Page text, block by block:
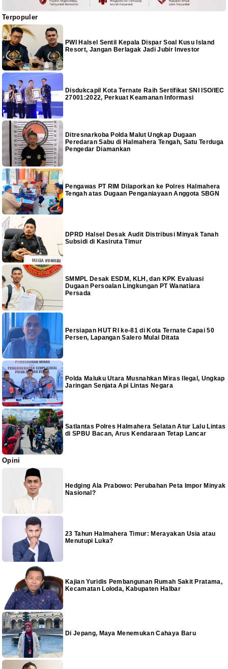
Terpopuler
PWI Halsel Sentil Kepala Dispar Soal Kusu Island
Resort, Jangan Berlagak Jadi Jubir Investor
Disdukcapil Kota Ternate Raih Sertifikat SNI ISO/IEC
27001:2022, Perkuat Keamanan Informasi
Ditresnarkoba Polda Malut Ungkap Dugaan
Peredaran Sabu di Halmahera Tengah, Satu Terduga
Pengedar Diamankan
Pengawas PT RIM Dilaporkan ke Polres Halmahera
Tengah atas Dugaan Penganiayaan Anggota SBGN
DPRD Halsel Desak Audit Distribusi Minyak Tanah
Subsidi di Kasiruta Timur
SMMPL Desak ESDM, KLH, dan KPK Evaluasi
Dugaan Persoalan Lingkungan PT Wanatiara
Persada
Persiapan HUT RI ke-81 di Kota Ternate Capai 50
Persen, Lapangan Salero Mulai Ditata
Polda Maluku Utara Musnahkan Miras Ilegal, Ungkap
Jaringan Senjata Api Lintas Negara
Satlantas Polres Halmahera Selatan Atur Lalu Lintas
di SPBU Bacan, Arus Kendaraan Tetap Lancar
Opini
Hedging Ala Prabowo: Perubahan Peta Impor Minyak
Nasional?
23 Tahun Halmahera Timur: Merayakan Usia atau
Menutupi Luka?
Kajian Yuridis Pembangunan Rumah Sakit Pratama,
Kecamatan Loloda, Kabupaten Halbar
Di Jepang, Maya Menemukan Cahaya Baru